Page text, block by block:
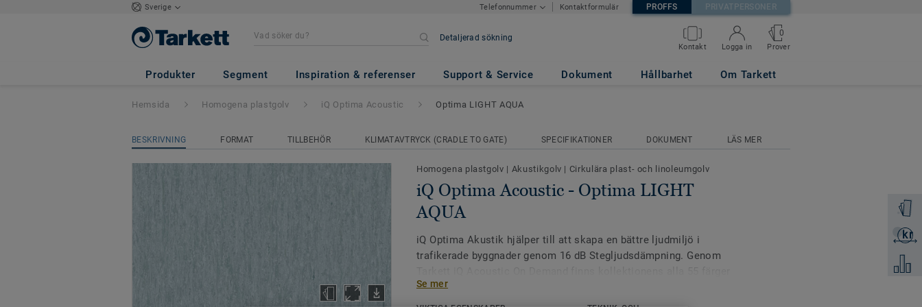
Sverige Telefonnummer Kontaktformulär PROFFS PRIVATPERSONER
Detaljerad sökning
Kontakt Logga in
0
Prover
Produkter Segment Inspiration & referenser Support & Service Dokument Hållbarhet Om Tarkett
iQ Optima Acoustic - Optima LIGHT AQUA
Beställ
kr
Jämför
Hemsida Homogena plastgolv iQ Optima Acoustic Optima LIGHT AQUA
BESKRIVNING FORMAT TILLBEHÖR KLIMATAVTRYCK (CRADLE TO GATE) SPECIFIKATIONER DOKUMENT LÄS MER
Homogena plastgolv | Akustikgolv | Cirkulära plast- och linoleumgolv
iQ Optima Acoustic - Optima LIGHT
AQUA
iQ Optima Akustik hjälper till att skapa en bättre ljudmiljö i
trafikerade byggnader genom 16 dB Stegljudsdämpning. Genom
tillgängliga i akustikutförande.
Se mer